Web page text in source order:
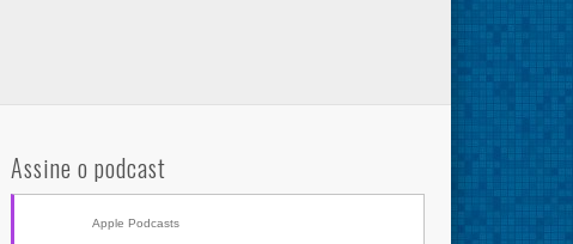
Assine o podcast
Apple Podcasts